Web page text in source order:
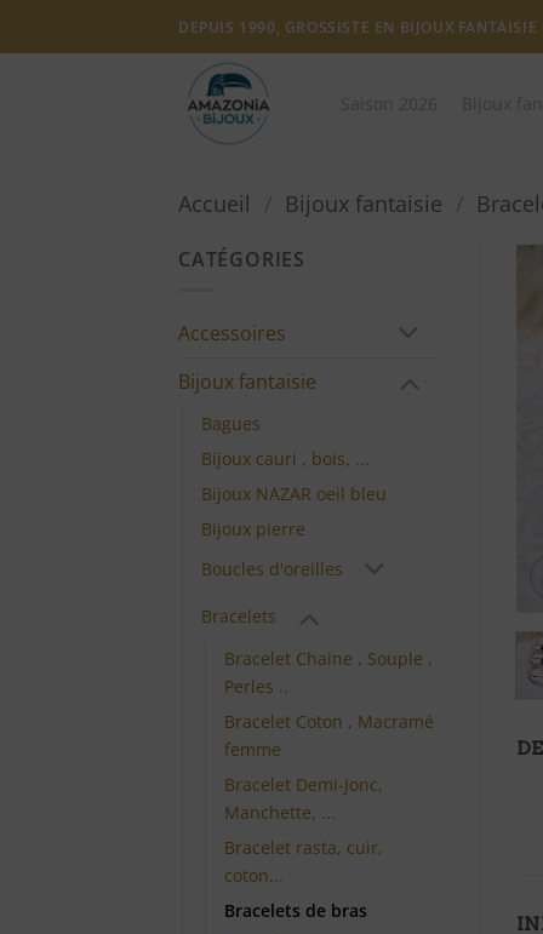
DEPUIS 1990, GROSSISTE EN BIJOUX
Accueil Bijoux fantaisie
CATÉGORIES
Accessoires
Bijoux fantaisie
Bagues
Bijoux cauri , bois, ...
Bijoux NAZAR oeil bleu
Bijoux pierre
Boucles d'oreilles
Bracelets
Bracelet Chaine , Souple ,
Perles ..
Bracelet Coton , Macramé
femme
Bracelet Demi-Jonc,
Manchette, ...
Bracelet rasta, cuir,
coton...
Bracelets de bras